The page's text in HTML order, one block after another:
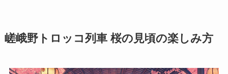
嵯峨野トロッコ列車 桜の見頃の楽しみ方